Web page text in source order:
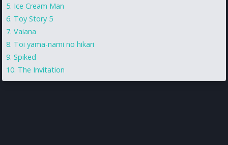
Ice Cream Man
Toy Story 5
Vaiana
Toi yama-nami no hikari
Spiked
The Invitation